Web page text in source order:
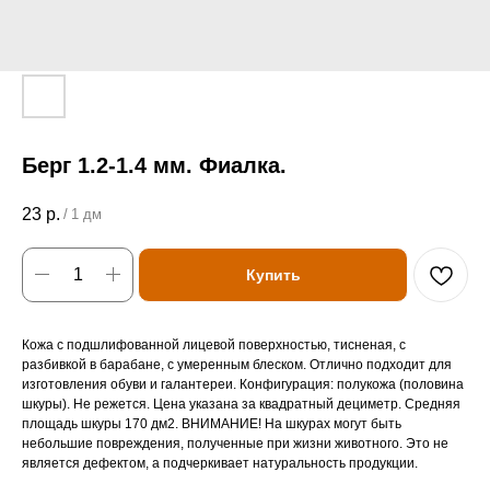
Берг 1.2-1.4 мм. Фиалка.
23 р. / 1 дм
Купить
Кожа с подшлифованной лицевой поверхностью, тисненая, с
разбивкой в барабане, с умеренным блеском. Отлично подходит для
изготовления обуви и галантереи. Конфигурация: полукожа (половина
шкуры). Не режется. Цена указана за квадратный дециметр. Средняя
площадь шкуры 170 дм2. ВНИМАНИЕ! На шкурах могут быть
небольшие повреждения, полученные при жизни животного. Это не
является дефектом, а подчеркивает натуральность продукции.